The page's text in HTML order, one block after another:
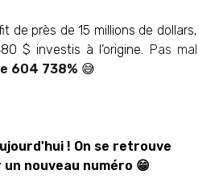
de près de 15 millions de dollars,
$ investis à l’origine. Pas mal
604 738% 😅
! On se retrouve
nouveau numéro 😁